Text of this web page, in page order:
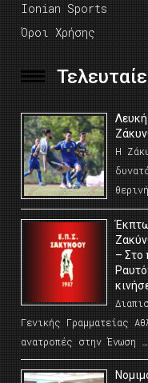
Ionian Sports
Όροι Χρήσης
Η
– Στο
Γενικής Γραμματείας
ανατροπές στην Ένωση …